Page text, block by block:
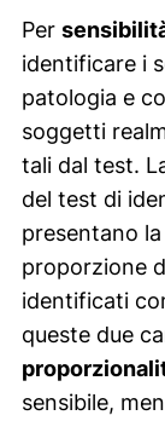
Per
identificare i
patologia e
soggetti
tali dal test.
del test di
presentano
proporzione
identificati
queste due
sensibile,